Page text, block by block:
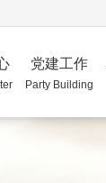
党建工作
Party Building